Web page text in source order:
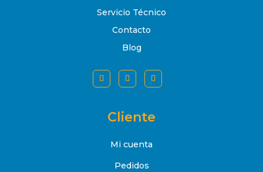
Servicio Técnico
Contacto
Blog
Cliente
Mi cuenta
Pedidos